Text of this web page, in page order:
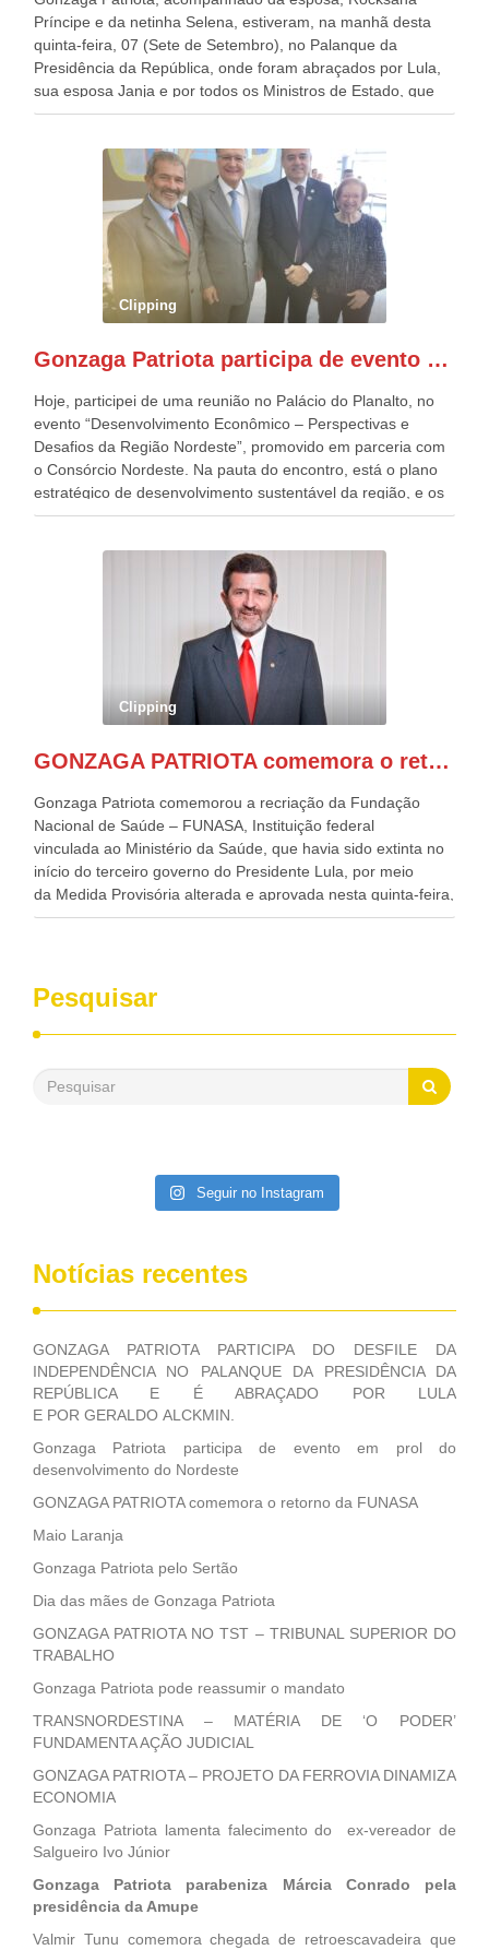
Príncipe e da netinha Selena, estiveram, na manhã desta
quinta-feira, 07 (Sete de Setembro), no Palanque da
Presidência da República, onde foram abraçados por Lula,
sua esposa Janja e por todos os Ministros de Estado, que
estavam presentes, nos Desfiles da Independência da
outros desfiles, na Esplanada dos Ministérios, disse ter sido
o deste ano, o maior e o mais organizado de todos. “Há
quatro décadas, como Patriota até no nome, participo
anualmente dos desfiles de Sete de Setembro, na
Esplanada dos Ministérios, em Brasília. Este ano, o governo
preparou espaços com cadeiras e coberturas, para 30.000
pessoas, só que o número de Patriotas Brasileiros
Independentes, dobrou na Esplanada. Eu, Lula e os
Patriota.
Clipping
Gonzaga Patriota participa de evento em prol do desenvolvimento do Nordeste
Hoje, participei de uma reunião no Palácio do Planalto, no
evento “Desenvolvimento Econômico – Perspectivas e
Desafios da Região Nordeste”, promovido em parceria com
o Consórcio Nordeste. Na pauta do encontro, está o plano
estratégico de desenvolvimento sustentável da região, e os
desafios para a elaboração de políticas públicas, que
evento contou com a presença do Vice-presidente Geraldo
Alckmin, que também ocupa o Ministério do
Desenvolvimento, Indústria, Comércio e Serviços, o ex
governador de Pernambuco, agora Presidente do Banco do
Nordeste, Paulo Câmara, o ex Deputado Federal, e
atualmente Superintendente da SUDENE, Danilo Cabral, da
Governadora de Pernambuco, Raquel Lyra, os ministros da
Casa Civil, Rui Costa, e da Integração e do Desenvolvimento
de todo Nordeste que também ajudam a fomentar o
Clipping
GONZAGA PATRIOTA comemora o retorno da FUNASA
Gonzaga Patriota comemorou a recriação da Fundação
Nacional de Saúde – FUNASA, Instituição federal
vinculada ao Ministério da Saúde, que havia sido extinta no
início do terceiro governo do Presidente Lula, por meio
da Medida Provisória alterada e aprovada nesta quinta-feira,
pelo Congresso Nacional. Gonzaga Patriota disse hoje em
desenvolvimento dos seus municípios e, somente o ano
passado, essa Fundação distribuiu mais de três bilhões de
reais, com suas maravilhosas ações, dentre alas, mais de
saneamento básico, em pequenas comunidades rurais.
Patriota disse ainda que, mesmo sem mandato,
Pesquisar
Seguir no Instagram
Notícias recentes
GONZAGA PATRIOTA PARTICIPA DO DESFILE DA
INDEPENDÊNCIA NO PALANQUE DA PRESIDÊNCIA DA
REPÚBLICA E É ABRAÇADO POR LULA
E POR GERALDO ALCKMIN.
Gonzaga Patriota participa de evento em prol do
desenvolvimento do Nordeste
GONZAGA PATRIOTA comemora o retorno da FUNASA
Maio Laranja
Gonzaga Patriota pelo Sertão
Dia das mães de Gonzaga Patriota
GONZAGA PATRIOTA NO TST – TRIBUNAL SUPERIOR DO
TRABALHO
Gonzaga Patriota pode reassumir o mandato
TRANSNORDESTINA – MATÉRIA DE ‘O PODER’
FUNDAMENTA AÇÃO JUDICIAL
GONZAGA PATRIOTA – PROJETO DA FERROVIA DINAMIZA
ECONOMIA
Gonzaga Patriota lamenta falecimento do ex-vereador de
Salgueiro Ivo Júnior
Gonzaga Patriota parabeniza Márcia Conrado pela
presidência da Amupe
Valmir Tunu comemora chegada de retroescavadeira que